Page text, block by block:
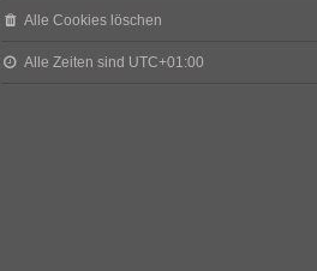
Alle Cookies löschen
Alle Zeiten sind UTC+01:00